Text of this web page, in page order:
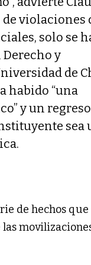
de violaciones
solo se
Derecho y
de
habido “una
y un
sea
de hechos que